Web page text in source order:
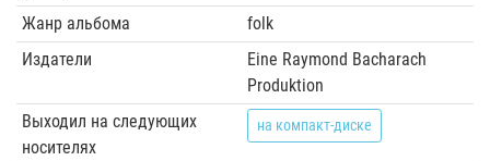
Жанр альбома
folk
Издатели
Eine Raymond Bacharach
Produktion
Выходил на следующих
носителях
на компакт-диске